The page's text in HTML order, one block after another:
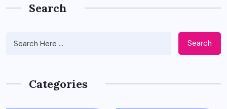
Search
Search
Categories